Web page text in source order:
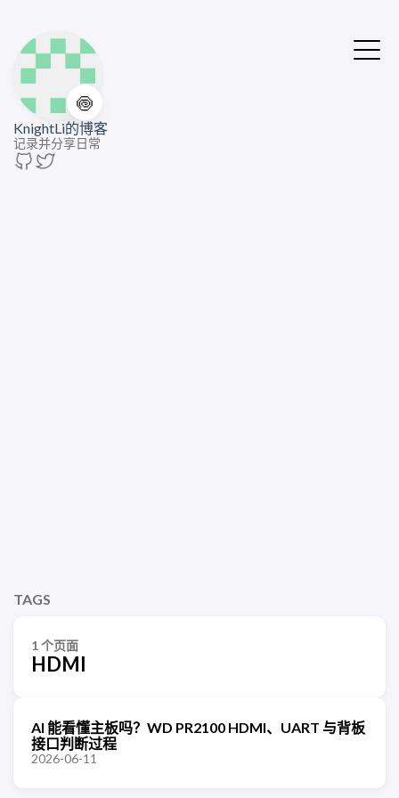
🍥
KnightLi的博客
记录并分享日常
TAGS
1 个页面
HDMI
AI 能看懂主板吗？WD PR2100 HDMI、UART 与背板
接口判断过程
2026-06-11